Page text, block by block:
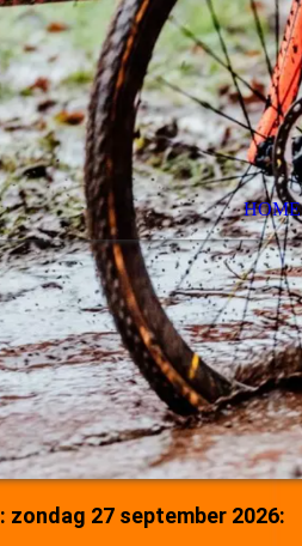
HOME
27 september 2026: